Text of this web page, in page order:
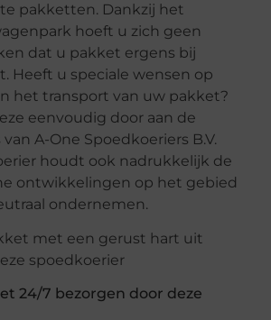
pakketten. Dankzij het
hoeft u zich geen
dat u pakket ergens bij
Heeft u speciale wensen op
het transport van uw pakket?
eenvoudig door aan de
A-One Spoedkoeriers B.V.
houdt ook nadrukkelijk de
ontwikkelingen op het gebied
ondernemen.
24/7 bezorgen door deze